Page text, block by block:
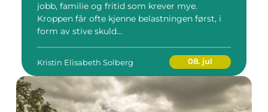
jobb, familie og fritid som krever mye.
Kroppen får ofte kjenne belastningen først, i
form av stive skuld...
Kristin Elisabeth Solberg 08. jul